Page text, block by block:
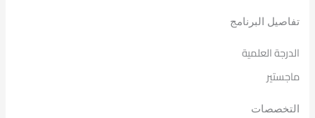
تفاصيل البرنامج
الدرجة العلمية
ماجستير
التخصصات